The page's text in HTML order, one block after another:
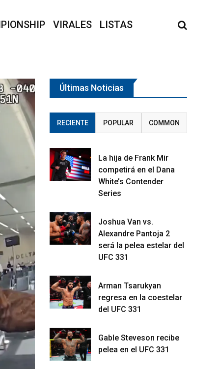
VIRALES LISTAS
Últimas Noticias
RECIENTE POPULAR COMMON
La hija de Frank Mir
competirá en el Dana
White’s Contender
Series
Joshua Van vs.
Alexandre Pantoja 2
será la pelea estelar del
UFC 331
Arman Tsarukyan
regresa en la coestelar
del UFC 331
Gable Steveson recibe
pelea en el UFC 331